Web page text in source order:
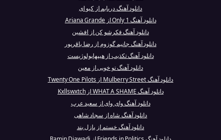
دانلود آهنگ دریابم از کیو ای
دانلود آهنگ Only 1 از Ariana Grande
دانلود آهنگ فکرشو کن از افشین
دانلود آهنگ جانیم گوزوم از رضا باقرپور
دانلود آهنگ تکذیب از هیپهاپولوژیست
دانلود آهنگ تو خوبی از معین
دانلود آهنگ Mulberry Street از Twenty One Pilots
دانلود آهنگ WHAT A SHAME از Kxllswxtch
دانلود آهنگ واى واى از سعيد عرب
دانلود آهنگ شاه از سجاد شاهی
دانلود آهنگ خستم از پازل بند